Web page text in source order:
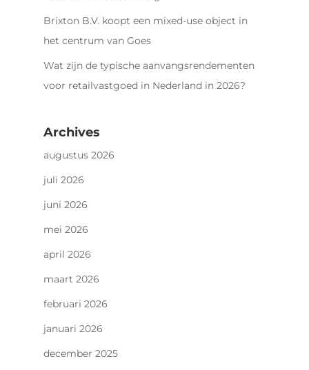
Brixton B.V. koopt een mixed-use object in
het centrum van Goes
Wat zijn de typische aanvangsrendementen
voor retailvastgoed in Nederland in 2026?
Archives
augustus 2026
juli 2026
juni 2026
mei 2026
april 2026
maart 2026
februari 2026
januari 2026
december 2025